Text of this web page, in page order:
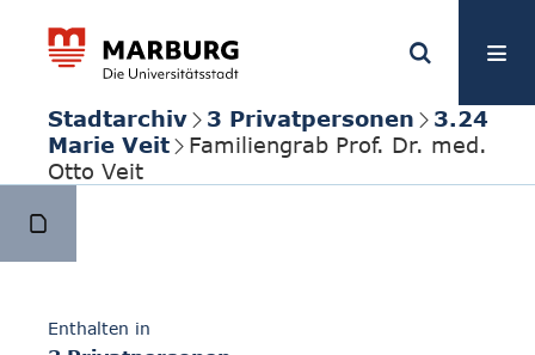
Stadtarchiv 3 Privatpersonen
3.24
Marie Veit
Familiengrab Prof. Dr. med.
Otto Veit
Enthalten in